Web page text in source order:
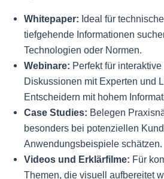
Whitepaper: Ideal für
tiefgehende Informationen
Technologien oder Normen.
Webinare: Perfekt für
Diskussionen mit Experten und
Entscheidern mit hohem
Case Studies: Belegen
besonders bei potenziellen
Anwendungsbeispiele schätzen.
Videos und Erklärfilme: Für
Themen, die visuell aufbereitet